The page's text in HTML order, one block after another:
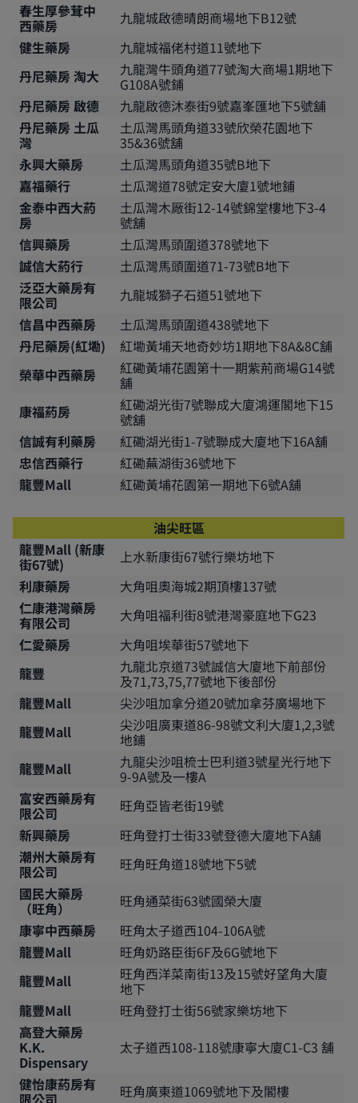
春生厚參茸中
西藥房
九龍城啟德晴朗商場地下B12號
健生藥房
九龍城福佬村道11號地下
丹尼藥房 淘大
九龍灣牛頭角道77號淘大商場1期地下
G108A號鋪
丹尼藥房 啟德
九龍啟德沐泰街9號嘉峯匯地下5號舖
丹尼藥房 土瓜
灣
土瓜灣馬頭角道33號欣榮花園地下
35&36號舖
永興大藥房
土瓜灣馬頭角道35號B地下
嘉福藥行
土瓜灣道78號定安大廈1號地鋪
金泰中西大葯
房
土瓜灣木厰街12-14號錦堂樓地下3-4
號舖
信興藥房
土瓜灣馬頭圍道378號地下
誠信大葯行
土瓜灣馬頭圍道71-73號B地下
泛亞大藥房有
限公司
九龍城獅子石道51號地下
信昌中西藥房
土瓜灣馬頭圍道438號地下
丹尼藥房(紅墈)
紅墈黃埔天地奇妙坊1期地下8A&8C舖
榮華中西藥房
紅磡黃埔花園第十一期紫荊商場G14號
舖
康福葯房
紅磡湖光街7號聯成大廈鴻運閣地下15
號舖
信誠有利藥房
紅磡湖光街1-7號聯成大廈地下16A舖
忠信西藥行
紅磡蕪湖街36號地下
龍豐Mall
紅磡黃埔花園第一期地下6號A舖
油尖旺區
龍豐Mall (新康
街67號)
上水新康街67號行樂坊地下
利康藥房
大角咀奧海城2期頂樓137號
仁康港灣藥房
有限公司
大角咀福利街8號港灣豪庭地下G23
仁愛藥房
大角咀埃華街57號地下
龍豐
九龍北京道73號誠信大廈地下前部份
及71,73,75,77號地下後部份
龍豐Mall
尖沙咀加拿分道20號加拿芬廣場地下
龍豐Mall
尖沙咀廣東道86-98號文利大廈1,2,3號
地鋪
龍豐Mall
九龍尖沙咀梳士巴利道3號星光行地下
9-9A號及一樓A
富安西藥房有
限公司
旺角亞皆老街19號
新興藥房
旺角登打士街33號登德大廈地下A舖
潮州大藥房有
限公司
旺角旺角道18號地下5號
國民大藥房
（旺角）
旺角通菜街63號國榮大廈
康寧中西藥房
旺角太子道西104-106A號
龍豐Mall
旺角奶路臣街6F及6G號地下
龍豐Mall
旺角西洋菜南街13及15號好望角大廈
地下
龍豐Mall
旺角登打士街56號家樂坊地下
高登大藥房
K.K.
Dispensary
太子道西108-118號康寧大廈C1-C3 舖
健怡康葯房有
限公司
旺角廣東道1069號地下及閣樓